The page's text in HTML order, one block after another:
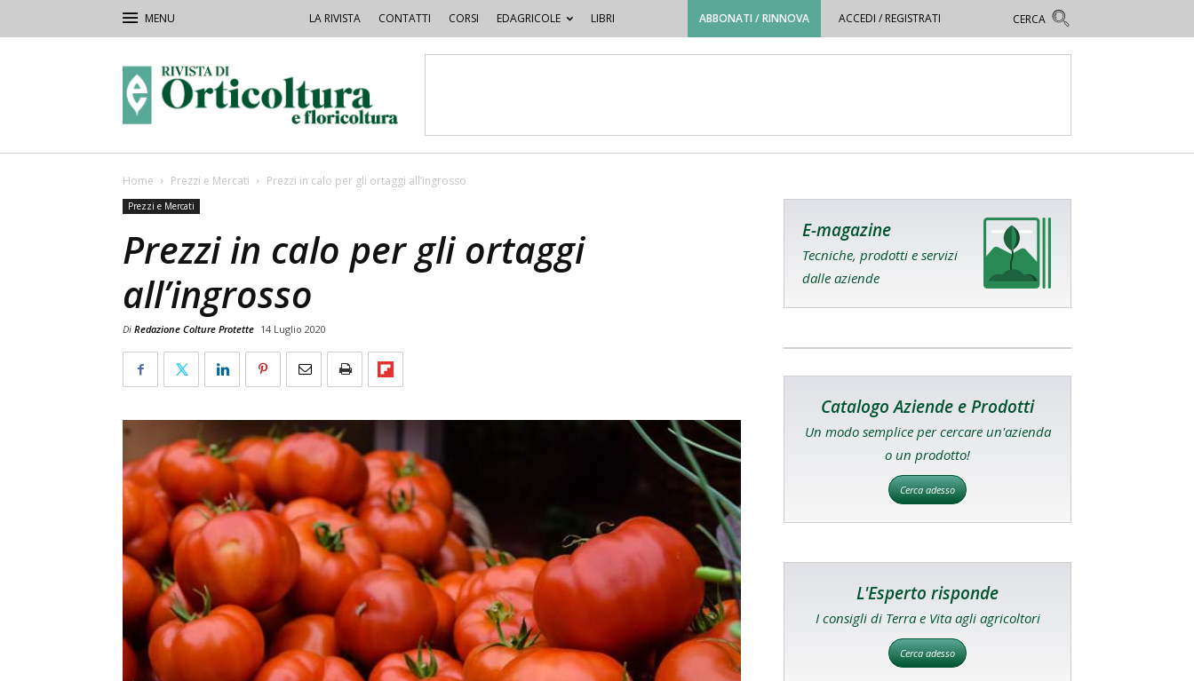
LA RIVISTA CONTATTI CORSI EDAGRICOLE LIBRI ABBONATI / RINNOVA ACCEDI / REGISTRATI
Orticoltura
Home Prezzi e Mercati Prezzi in calo per gli ortaggi all’ingrosso
Prezzi e Mercati
Prezzi in calo per gli ortaggi
all’ingrosso
Di Redazione Colture Protette 14 Luglio 2020
E-magazine
Tecniche, prodotti e servizi
dalle aziende
Catalogo Aziende e Prodotti
Un modo semplice per cercare un'azienda
o un prodotto!
Cerca adesso
L'Esperto risponde
I consigli di Terra e Vita agli agricoltori
Cerca adesso